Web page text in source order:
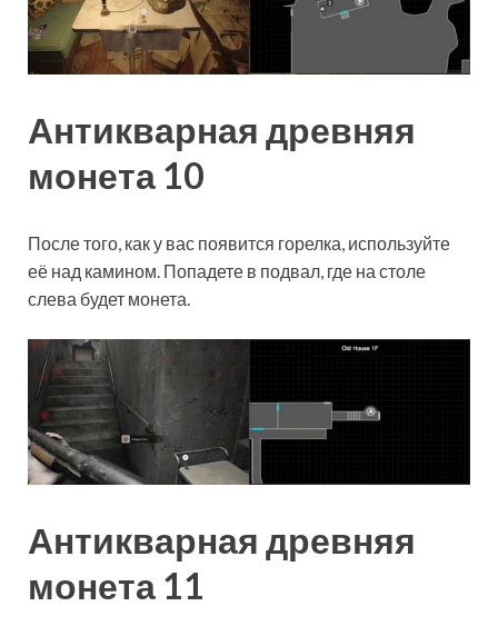
Антикварная древняя
монета 10
После того, как у вас появится горелка, используйте
её над камином. Попадете в подвал, где на столе
слева будет монета.
Антикварная древняя
монета 11